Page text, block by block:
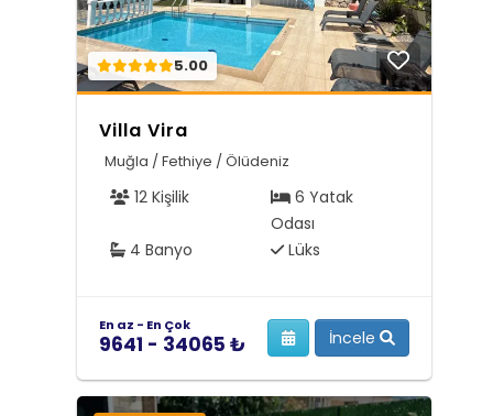
5.00
Villa Vira
Muğla / Fethiye / Ölüdeniz
12 Kişilik
6 Yatak
Odası
4 Banyo
Lüks
En az - En Çok
9641 - 34065 ₺ İncele